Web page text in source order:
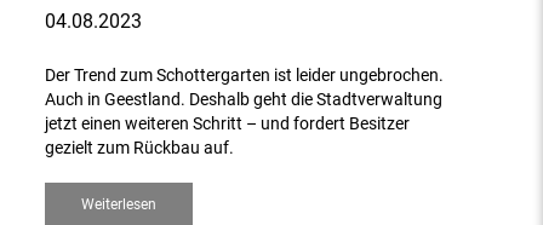
04.08.2023
Der Trend zum Schottergarten ist leider ungebrochen.
Auch in Geestland. Deshalb geht die Stadtverwaltung
jetzt einen weiteren Schritt – und fordert Besitzer
gezielt zum Rückbau auf.
Weiterlesen